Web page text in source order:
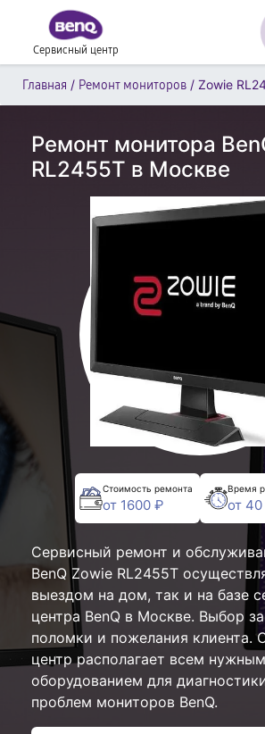
Сервисный центр
Главная / Ремонт мониторов / Zowie
Ремонт монитора
RL2455T в Москве
Стоимость ремонта
от 1600 ₽
Время
от
Сервисный ремонт и
BenQ Zowie RL2455T
выездом на дом, так и на базе
центра BenQ в Москве. Выбор
поломки и пожелания клиента.
центр располагает всем нужным
оборудованием для
проблем мониторов BenQ.